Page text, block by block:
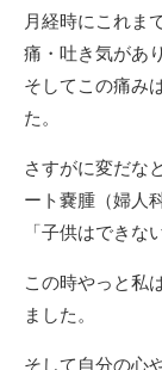
月経時にこれま
痛・吐き気があ
そしてこの痛み
た。
さすがに変だな
ート嚢腫（婦人
「子供はできな
この時やっと私
ました。
そして自分の心